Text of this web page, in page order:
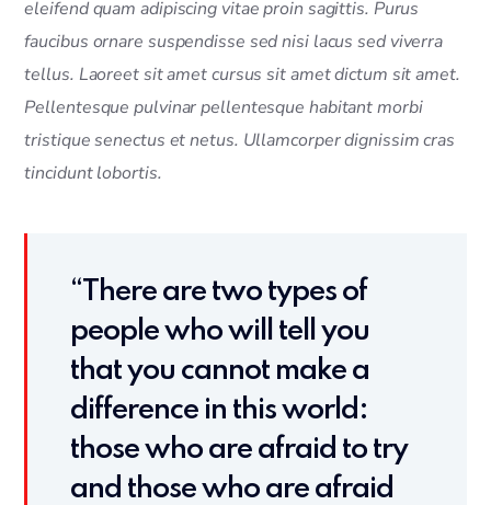
eleifend quam adipiscing vitae proin sagittis. Purus
faucibus ornare suspendisse sed nisi lacus sed viverra
tellus. Laoreet sit amet cursus sit amet dictum sit amet.
Pellentesque pulvinar pellentesque habitant morbi
tristique senectus et netus. Ullamcorper dignissim cras
tincidunt lobortis.
“There are two types of
people who will tell you
that you cannot make a
difference in this world:
those who are afraid to try
and those who are afraid